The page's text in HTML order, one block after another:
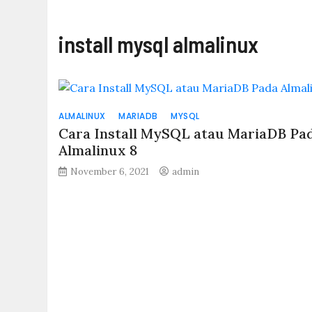
install mysql almalinux
ALMALINUX MARIADB MYSQL
Cara Install MySQL atau MariaDB
Almalinux 8
November 6, 2021 admin